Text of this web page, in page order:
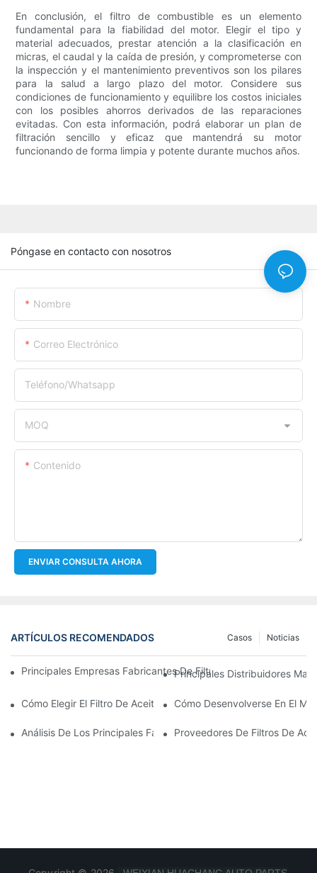
En conclusión, el filtro de combustible es un elemento
fundamental para la fiabilidad del motor. Elegir el tipo y
material adecuados, prestar atención a la clasificación en
micras, el caudal y la caída de presión, y comprometerse con
la inspección y el mantenimiento preventivos son los pilares
para la salud a largo plazo del motor. Considere sus
condiciones de funcionamiento y equilibre los costos iniciales
con los posibles ahorros derivados de las reparaciones
evitadas. Con esta información, podrá elaborar un plan de
filtración sencillo y eficaz que mantendrá su motor
funcionando de forma limpia y potente durante muchos años.
Póngase en contacto con nosotros
Nombre
Correo Electrónico
Teléfono/whatsapp
MOQ
Contenido
ENVIAR CONSULTA AHORA
ARTÍCULOS RECOMENDADOS Noticias
Casos
Principales Empresas Fabricantes De Filtros De Aceite: Una
Principales Distribuidores
Cómo Elegir El Filtro De Aceite Adecuado Para Su Modelo De
Cómo Desenvolverse En El
Análisis De Los Principales Fabricantes De Filtros De Aceite Y
Proveedores De Filtros De